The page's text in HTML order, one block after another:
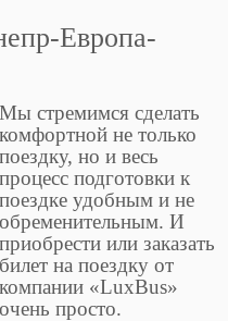
Европа-
Мы стремимся сделать
комфортной не только
поездку, но и весь
процесс подготовки к
поездке удобным и не
обременительным. И
приобрести или заказать
билет на поездку от
компании «LuxBus»
очень просто.